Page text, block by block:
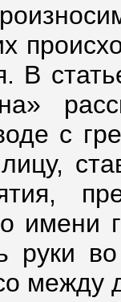
В
с
руки
между